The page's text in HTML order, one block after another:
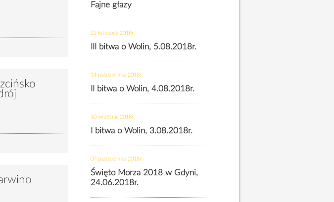
Fajne głazy
22 listopada 2018r.
III bitwa o Wolin, 5.08.2018r.
14 października 2018r.
II bitwa o Wolin, 4.08.2018r.
10 września 2018r.
I bitwa o Wolin, 3.08.2018r.
07 października 2018r.
Święto Morza 2018 w Gdyni,
24.06.2018r.